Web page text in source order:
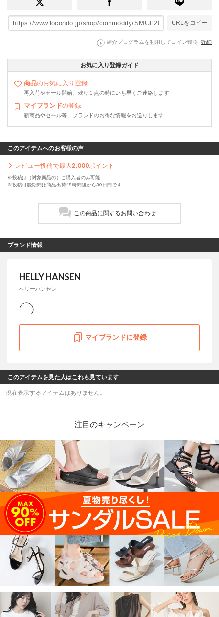
URLをコピー
紹介プログラムを利用してコイン獲得 詳細
お気に入り登録ガイド
商品のお気に入り登録
再入荷やセール開始、残り１点の時にいち早くご連絡します
マイブランドの登録
新商品やセール等、ブランドのお得な情報をお送りします
このアイテムへのお客様の声
レビュー投稿で最大2,000ポイント
※投稿は（対象商品の）ご購入者のみ可能
※投稿可能期間は商品出荷48時間後から30日間です
この商品に関するお問い合わせ
ブランド情報
HELLY HANSEN
ヘリーハンセン
マイブランドに登録
このアイテムを見た人はこれも見ています
現在表示するアイテムはありません。
注目のキャンペーン